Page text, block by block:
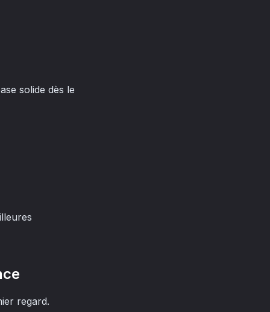
solide dès le
regard.